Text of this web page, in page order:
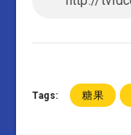
Tags: 糖果